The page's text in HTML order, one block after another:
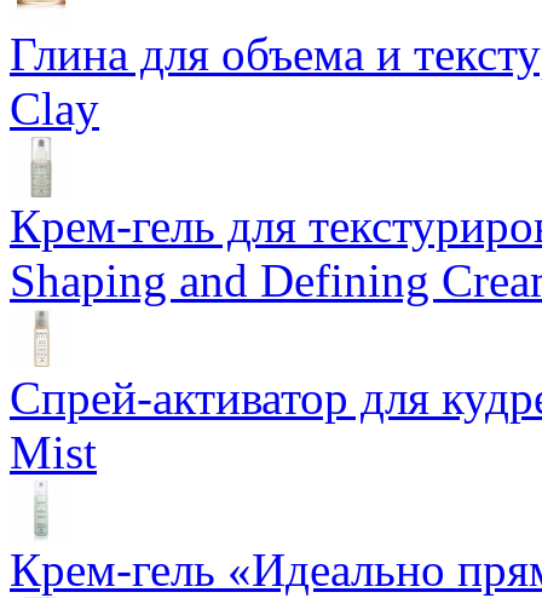
Глина для объема и
Clay
Крем-гель для
Shaping and Defining
Спрей-активатор для
Mist
Крем-гель «Идеально